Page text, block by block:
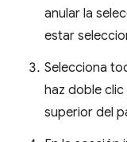
anular la
estar
Selecciona
haz doble
superior del